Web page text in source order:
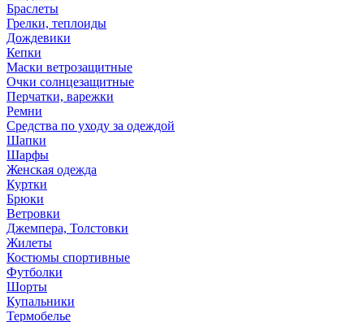
Браслеты
Грелки, теплоиды
Дождевики
Кепки
Маски ветрозащитные
Очки солнцезащитные
Перчатки, варежки
Ремни
Средства по уходу за одеждой
Шапки
Шарфы
Женская одежда
Куртки
Брюки
Ветровки
Джемпера, Толстовки
Жилеты
Костюмы спортивные
Футболки
Шорты
Купальники
Термобелье